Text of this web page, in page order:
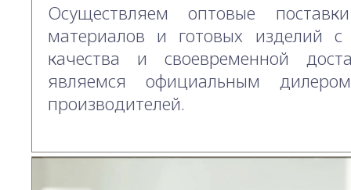
Осуществляем оптовые
материалов и готовых изделий с
качества и своевременной
являемся официальным
производителей.